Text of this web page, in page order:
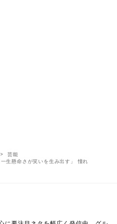
芸能
生懸命さが笑いを生み出す」 憧れ